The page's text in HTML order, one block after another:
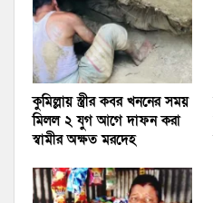
কুমিল্লায় স্ত্রীর কবর খননের সময়
মিলল ২ যুগ আগে দাফন করা
স্বামীর অক্ষত মরদেহ